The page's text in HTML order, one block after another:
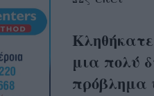
μια πολύ
πρόβλημα